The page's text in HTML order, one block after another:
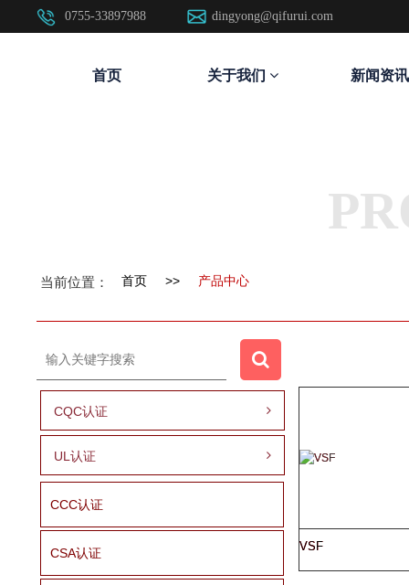
首页 关于我们 新闻资讯
0755-33897988 dingyong@qifurui.com
当前位置： 首页 >> 产品中心
VSF
CQC认证
UL认证
CCC认证
CSA认证